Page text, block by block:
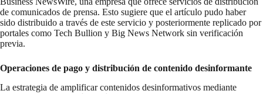
de comunicados de prensa. Esto sugiere que el artículo pudo haber
sido distribuido a través de este servicio y posteriormente replicado por
portales como Tech Bullion y Big News Network sin verificación
previa.
Operaciones de pago y distribución de contenido desinformante
La estrategia de amplificar contenidos desinformativos mediante